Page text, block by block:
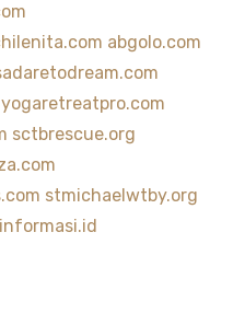
abgolo.com
yogaretreatpro.com
sctbrescue.org
stmichaelwtby.org